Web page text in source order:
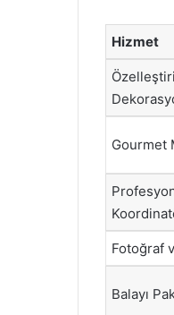
Hizmet
Gourmet
Fotoğraf
Balayı